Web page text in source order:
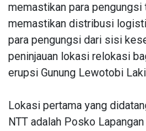
memastikan para pengungsi
memastikan distribusi
para pengungsi dari sisi
peninjauan lokasi relokasi
erupsi Gunung Lewotobi
Lokasi pertama yang
NTT adalah Posko